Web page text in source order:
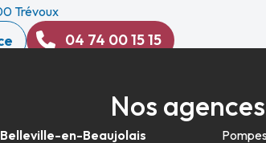
Trévoux
04 74 00 15 15
Nos
Belleville-en-Beaujolais